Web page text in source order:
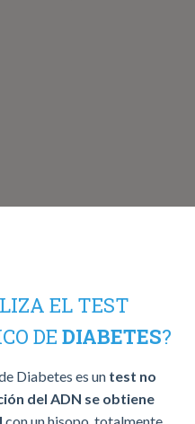
EL TEST
DE DIABETES?
Diabetes es un test no
del ADN se obtiene
con un hisopo, totalmente